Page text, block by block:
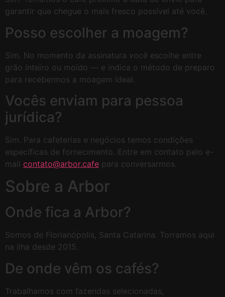
garantir que chegue o mais fresco possível até você.
Posso escolher a moagem?
Sim. No momento da assinatura você escolhe entre
grão inteiro ou moído — e indica o método de preparo
para recebermos a moagem ideal.
Vocês enviam para pessoa
jurídica?
Sim. Para cafeterias e negócios temos condições
específicas de fornecimento. Entre em contato pelo e-
mail contato@arbor.cafe para conversarmos.
Sobre a Arbor
Onde fica a Arbor?
Somos de Florianópolis, Santa Catarina. Torramos aqui
na ilha desde 2015.
De onde vêm os cafés?
Trabalhamos com fazendas selecionadas,